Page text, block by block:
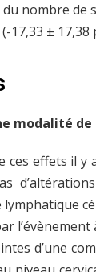
nombre de
17,33 ±
modalité
effets il y
l’évènement
d’une